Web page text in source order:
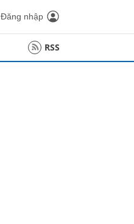
Đăng nhập
RSS